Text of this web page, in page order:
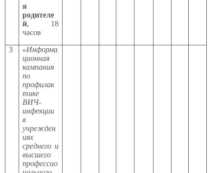
я
родителе
й, 18
часов
3
«Информа
ционная
кампания
по
профилак
тике
ВИЧ-
инфекции
в
учрежден
иях
среднего и
высшего
профессио